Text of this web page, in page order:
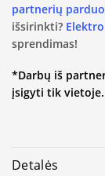
partnerių
išsirinkti?
sprendimas!
*Darbų iš
įsigyti tik vietoje.
Detalės